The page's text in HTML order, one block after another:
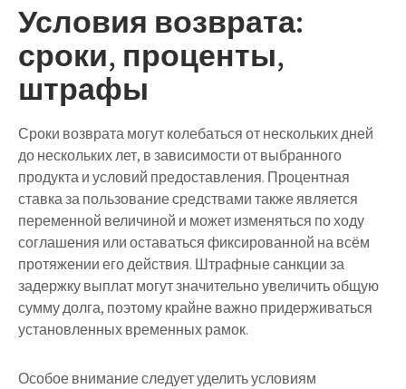
Условия возврата:
сроки, проценты,
штрафы
Сроки возврата могут колебаться от нескольких дней
до нескольких лет, в зависимости от выбранного
продукта и условий предоставления. Процентная
ставка за пользование средствами также является
переменной величиной и может изменяться по ходу
соглашения или оставаться фиксированной на всём
протяжении его действия. Штрафные санкции за
задержку выплат могут значительно увеличить общую
сумму долга, поэтому крайне важно придерживаться
установленных временных рамок.
Особое внимание следует уделить условиям